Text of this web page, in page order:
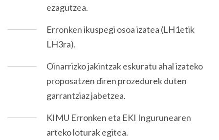
ezagutzea.
Erronken ikuspegi osoa izatea (LH1etik
LH3ra).
Oinarrizko jakintzak eskuratu ahal izateko
proposatzen diren prozedurek duten
garrantziaz jabetzea.
KIMU Erronken eta EKI Ingurunearen
arteko loturak egitea.